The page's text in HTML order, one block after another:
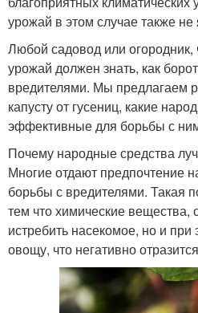
урожай в этом случае также
Любой садовод или огородник,
урожай должен знать, как
вредителями. Мы предлагаем
капусту от гусениц, какие
эффективные для борьбы с
Почему народные средства
Многие отдают предпочтение
борьбы с вредителями. Такая
тем что химические вещества,
истребить насекомое, но и
овощу, что негативно